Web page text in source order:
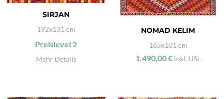
SIRJAN
192x131 cm
Preislevel 2
Mehr Details
NOMAD KELIM
165x101 cm
1.490,00 € inkl. USt.